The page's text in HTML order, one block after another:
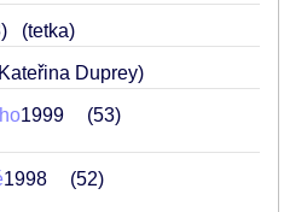
(tetka)
Duprey)
1999
53
1998
52